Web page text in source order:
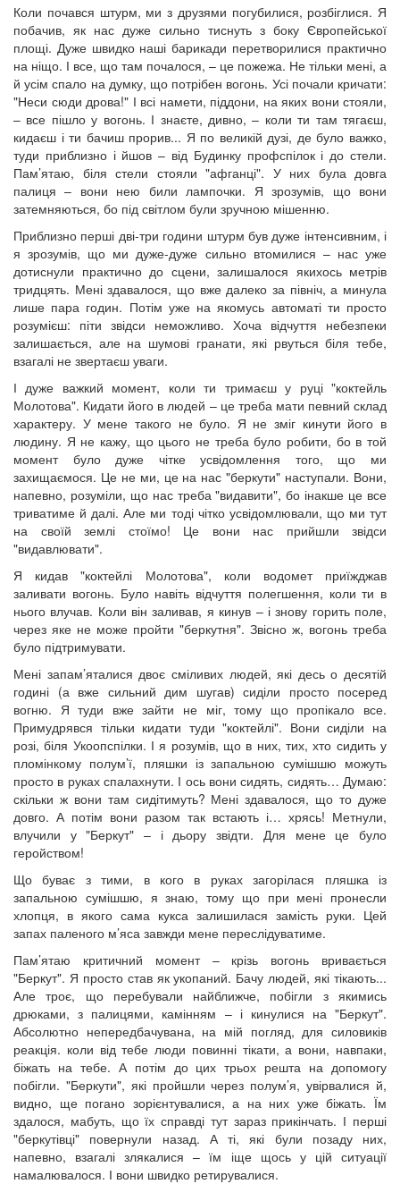
Коли почався штурм, ми з друзями погубилися, розбіглися. Я
побачив, як нас дуже сильно тиснуть з боку Європейської
площі. Дуже швидко наші барикади перетворилися практично
на ніщо. І все, що там почалося, – це пожежа. Не тільки мені, а
й усім спало на думку, що потрібен вогонь. Усі почали кричати:
"Неси сюди дрова!" І всі намети, піддони, на яких вони стояли,
– все пішло у вогонь. І знаєте, дивно, – коли ти там тягаєш,
кидаєш і ти бачиш прорив... Я по великій дузі, де було важко,
туди приблизно і йшов – від Будинку профспілок і до стели.
Пам’ятаю, біля стели стояли "афганці". У них була довга
палиця – вони нею били лампочки. Я зрозумів, що вони
затемняються, бо під світлом були зручною мішенню.
Приблизно перші дві-три години штурм був дуже інтенсивним, і
я зрозумів, що ми дуже-дуже сильно втомилися – нас уже
дотиснули практично до сцени, залишалося якихось метрів
тридцять. Мені здавалося, що вже далеко за північ, а минула
лише пара годин. Потім уже на якомусь автоматі ти просто
розумієш: піти звідси неможливо. Хоча відчуття небезпеки
залишається, але на шумові гранати, які рвуться біля тебе,
взагалі не звертаєш уваги.
І дуже важкий момент, коли ти тримаєш у руці "коктейль
Молотова". Кидати його в людей – це треба мати певний склад
характеру. У мене такого не було. Я не зміг кинути його в
людину. Я не кажу, що цього не треба було робити, бо в той
момент було дуже чітке усвідомлення того, що ми
захищаємося. Це не ми, це на нас "беркути" наступали. Вони,
напевно, розуміли, що нас треба "видавити", бо інакше це все
триватиме й далі. Але ми тоді чітко усвідомлювали, що ми тут
на своїй землі стоїмо! Це вони нас прийшли звідси
"видавлювати".
Я кидав "коктейлі Молотова", коли водомет приїжджав
заливати вогонь. Було навіть відчуття полегшення, коли ти в
нього влучав. Коли він заливав, я кинув – і знову горить поле,
через яке не може пройти "беркутня". Звісно ж, вогонь треба
було підтримувати.
Мені запам’яталися двоє сміливих людей, які десь о десятій
годині (а вже сильний дим шугав) сиділи просто посеред
вогню. Я туди вже зайти не міг, тому що пропікало все.
Примудрявся тільки кидати туди "коктейлі". Вони сиділи на
розі, біля Укоопспілки. І я розумів, що в них, тих, хто сидить у
пломінкому полум’ї, пляшки із запальною сумішшю можуть
просто в руках спалахнути. І ось вони сидять, сидять… Думаю:
скільки ж вони там сидітимуть? Мені здавалося, що то дуже
довго. А потім вони разом так встають і… хрясь! Метнули,
влучили у "Беркут" – і дьору звідти. Для мене це було
геройством!
Що буває з тими, в кого в руках загорілася пляшка із
запальною сумішшю, я знаю, тому що при мені пронесли
хлопця, в якого сама кукса залишилася замість руки. Цей
запах паленого м’яса завжди мене переслідуватиме.
Пам’ятаю критичний момент – крізь вогонь вривається
"Беркут". Я просто став як укопаний. Бачу людей, які тікають...
Але троє, що перебували найближче, побігли з якимись
дрюками, з палицями, камінням – і кинулися на "Беркут".
Абсолютно непередбачувана, на мій погляд, для силовиків
реакція. коли від тебе люди повинні тікати, а вони, навпаки,
біжать на тебе. А потім до цих трьох решта на допомогу
побігли. "Беркути", які пройшли через полум’я, увірвалися й,
видно, ще погано зорієнтувалися, а на них уже біжать. Їм
здалося, мабуть, що їх справді тут зараз прикінчать. І перші
"беркутівці" повернули назад. А ті, які були позаду них,
напевно, взагалі злякалися – їм іще щось у цій ситуації
намалювалося. І вони швидко ретирувалися.